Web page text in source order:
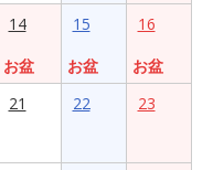
14
お盆
15
お盆
16
お盆
21 22 23